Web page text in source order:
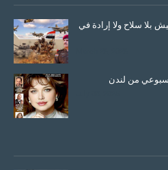
بلا سلاح ولا إرادة في